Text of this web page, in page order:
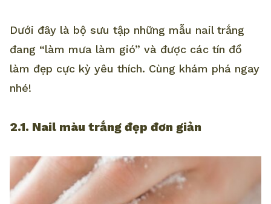
Dưới đây là bộ sưu tập những mẫu nail trắng
đang “làm mưa làm gió” và được các tín đồ
làm đẹp cực kỳ yêu thích. Cùng khám phá ngay
nhé!
2.1. Nail màu trắng đẹp đơn giản